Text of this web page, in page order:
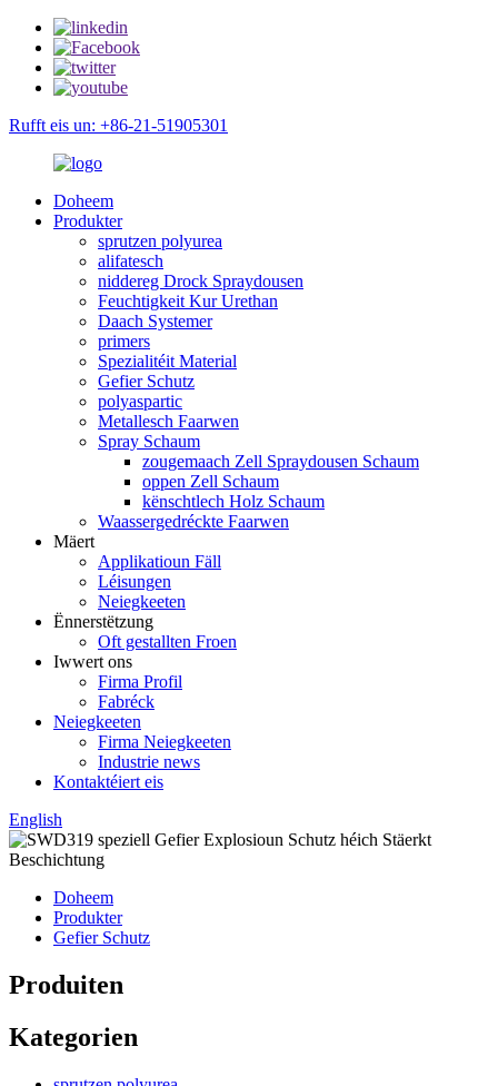
Rufft eis un: +86-21-51905301
Doheem
Produkter
sprutzen polyurea
alifatesch
niddereg Drock Spraydousen
Feuchtigkeit Kur Urethan
Daach Systemer
primers
Spezialitéit Material
Gefier Schutz
polyaspartic
Metallesch Faarwen
Spray Schaum
zougemaach Zell Spraydousen Schaum
oppen Zell Schaum
kënschtlech Holz Schaum
Waassergedréckte Faarwen
Mäert
Applikatioun Fäll
Léisungen
Neiegkeeten
Ënnerstëtzung
Oft gestallten Froen
Iwwert ons
Firma Profil
Fabréck
Neiegkeeten
Firma Neiegkeeten
Industrie news
Kontaktéiert eis
English
Doheem
Produkter
Gefier Schutz
Produiten
Kategorien